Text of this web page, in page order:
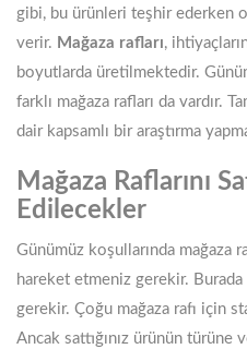
gibi, bu ürünleri teşhir ederken
verir. Mağaza rafları,
boyutlarda üretilmektedir.
farklı mağaza rafları da vardır.
dair kapsamlı bir araştırma
Mağaza Raflarını
Edilecekler
Günümüz koşullarında mağaza
hareket etmeniz gerekir.
gerekir. Çoğu mağaza rafı için
Ancak sattığınız ürünün türüne